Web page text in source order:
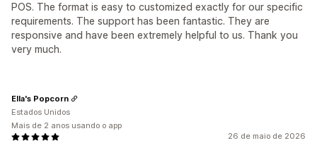
POS. The format is easy to customized exactly for our specific
requirements. The support has been fantastic. They are
responsive and have been extremely helpful to us. Thank you
very much.
26 de maio de 2026
Ella's Popcorn
Estados Unidos
Mais de 2 anos usando o app